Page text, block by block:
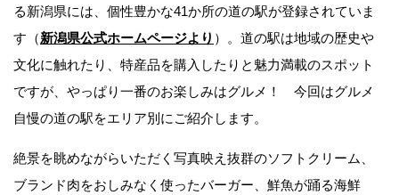
る新潟県には、個性豊かな41か所の道の駅が登録されていま
す（新潟県公式ホームページより ）。道の駅は地域の歴史や
文化に触れたり、特産品を購入したりと魅力満載のスポット
ですが、やっぱり一番のお楽しみはグルメ！ 今回はグルメ
自慢の道の駅をエリア別にご紹介します。
絶景を眺めながらいただく写真映え抜群のソフトクリーム、
ブランド肉をおしみなく使ったバーガー、鮮魚が踊る海鮮